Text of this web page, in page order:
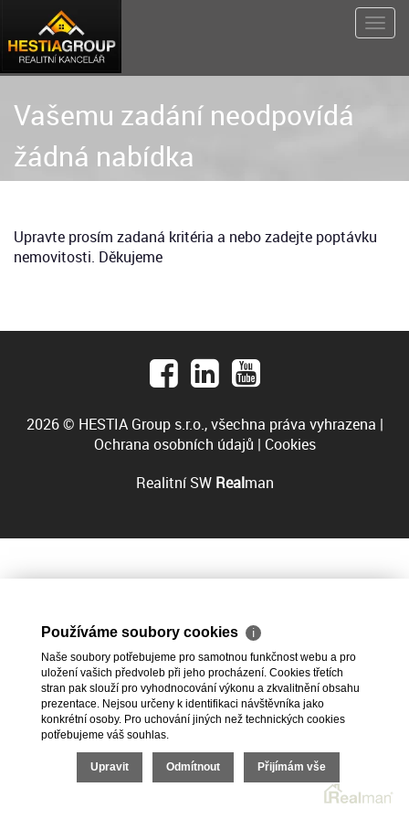
Vašemu zadání neodpovídá
žádná nabídka
Upravte prosím zadaná kritéria a nebo zadejte poptávku
nemovitosti. Děkujeme
2026 © HESTIA Group s.r.o., všechna práva vyhrazena |
Ochrana osobních údajů | Cookies
Realitní SW Realman
Používáme soubory cookies ℹ
Naše soubory potřebujeme pro samotnou funkčnost webu a pro
uložení vašich předvoleb při jeho procházení. Cookies třetích
stran pak slouží pro vyhodnocování výkonu a zkvalitnění obsahu
prezentace. Nejsou určeny k identifikaci návštěvníka jako
konkrétní osoby. Pro uchování jiných než technických cookies
potřebujeme váš souhlas.
Upravit Odmítnout Přijímám vše